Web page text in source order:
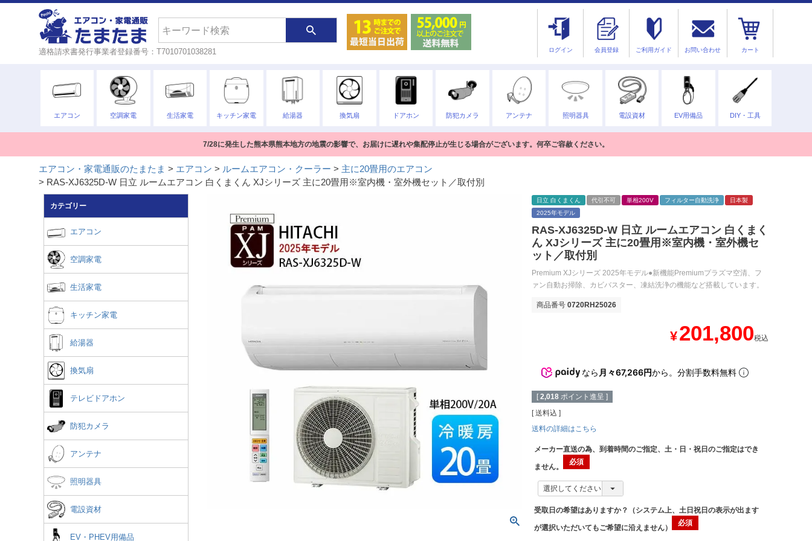
適格請求書発行事業者登録番号：T7010701038281 ログイン 会員登録 ご利用ガイド お問い合わせ カート
エアコン 空調家電 生活家電 キッチン家電 給湯器 換気扇 ドアホン 防犯カメラ アンテナ 照明器具 電設資材 EV用備品 DIY・工具
7/28に発生した熊本県熊本地方の地震の影響で、お届けに遅れや集配停止が生じる場合がございます。何卒ご容赦ください。
エアコン・家電通販のたまたま エアコン ルームエアコン・クーラー
主に20畳用のエアコン
RAS-XJ6325D-W 日立 ルームエアコン 白くまくん XJシリーズ 主に20畳用※室内機・室外機セット／取付別
カテゴリー
エアコン
空調家電
生活家電
キッチン家電
給湯器
換気扇
テレビドアホン
防犯カメラ
アンテナ
照明器具
電設資材
EV・PHEV用備品
日立 白くまくん 代引不可 単相200V フィルター自動洗浄
日本製
2025年モデル
RAS-XJ6325D-W 日立 ルームエアコン 白くまく
ん XJシリーズ 主に20畳用※室内機・室外機セ
ット／取付別
Premium XJシリーズ 2025年モデル●新機能Premiumプラズマ空清、フ
ァン自動お掃除、カビバスター、凍結洗浄の機能など搭載しています。
商品番号 0720RH25026
¥201,800税込
なら 月々67,266円から。分割手数料無料
[ 2,018 ポイント進呈 ]
送料込
送料の詳細はこちら
メーカー直送の為、到着時間のご指定、土・日・祝日のご指定はでき
ません。
受取日の希望はありますか？（システム上、土日祝日の表示が出ます
が選択いただいてもご希望に沿えません）